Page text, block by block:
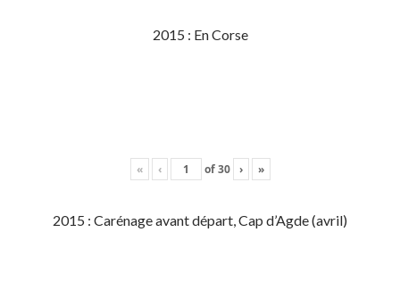
2015 : En Corse
« ‹ of30 › »
2015 : Carénage avant départ, Cap d’Agde (avril)